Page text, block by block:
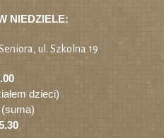
NIEDZIELE:
ul. Szkolna 19
dzieci)
(suma)